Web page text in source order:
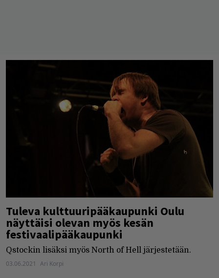
Tuleva kulttuuripääkaupunki Oulu
näyttäisi olevan myös kesän
festivaalipääkaupunki
Qstockin lisäksi myös North of Hell järjestetään.
03.06.2021 Ari Korpi